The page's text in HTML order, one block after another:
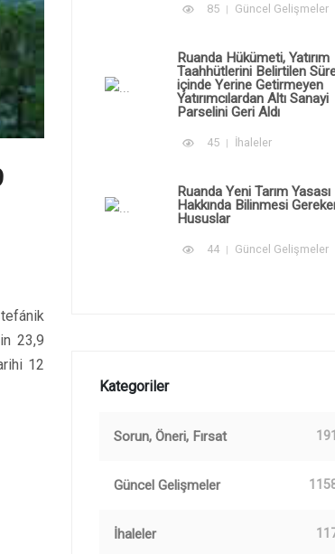
23,9
12
85 Güncel Gelişmeler
Ruanda Hükümeti, Yatırım
Taahhütlerini Belirtilen
içinde Yerine Getirmeyen
Yatırımcılardan Altı Sanayi
Parselini Geri Aldı
45 İhaleler
Ruanda Yeni Tarım Yasası
Hakkında Bilinmesi
Hususlar
44 Güncel Gelişmeler
Kategoriler
Sorun, Öneri, Fırsat
Güncel Gelişmeler
İhaleler